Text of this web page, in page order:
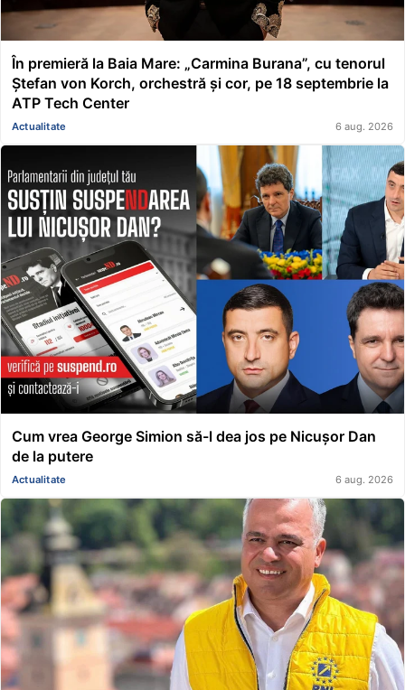
În premieră la Baia Mare: „Carmina Burana”, cu tenorul
Ștefan von Korch, orchestră și cor, pe 18 septembrie la
ATP Tech Center
Actualitate 6 aug. 2026
Cum vrea George Simion să-l dea jos pe Nicușor Dan
de la putere
Actualitate 6 aug. 2026